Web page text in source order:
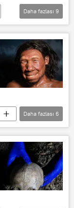
Daha fazlası 9
Daha fazlası 6